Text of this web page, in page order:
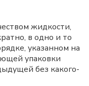
жидкости,
в одно и то
указанном на
упаковки
без какого-